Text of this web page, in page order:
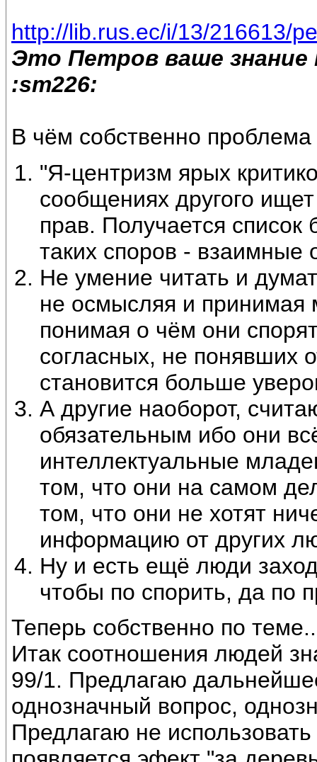
http://lib.rus.ec/i/13/216613/
Это Петров ваше знание
:sm226:
В чём собственно
"Я-центризм ярых
сообщениях другого
прав. Получается
таких споров -
Не умение читать и
не осмысляя и принимая
понимая о чём они
согласных, не понявших
становится больше
А другие наоборот,
обязательным ибо они
интеллектуальные
том, что они на самом
том, что они не хотят
информацию от других
Ну и есть ещё люди
чтобы по спорить, да по
Теперь собственно по
Итак соотношения людей
99/1. Предлагаю
однозначный вопрос,
Предлагаю не